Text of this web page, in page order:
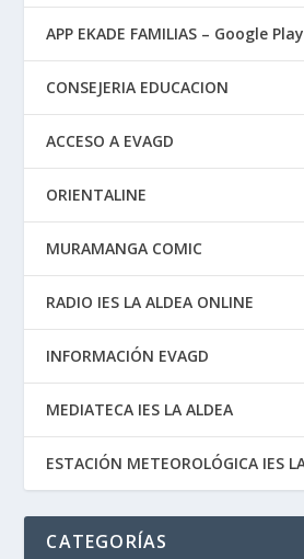
APP EKADE FAMILIAS – Google Play
CONSEJERIA EDUCACION
ACCESO A EVAGD
ORIENTALINE
MURAMANGA COMIC
RADIO IES LA ALDEA ONLINE
INFORMACIÓN EVAGD
MEDIATECA IES LA ALDEA
ESTACIÓN METEOROLÓGICA IES
CATEGORÍAS